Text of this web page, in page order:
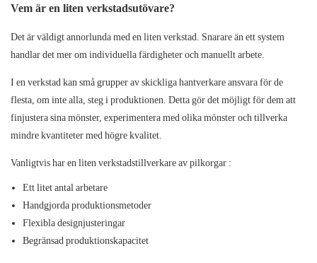
Vem är en liten verkstadsutövare?
Det är väldigt annorlunda med en liten verkstad. Snarare än ett system
handlar det mer om individuella färdigheter och manuellt arbete.
I en verkstad kan små grupper av skickliga hantverkare ansvara för de
flesta, om inte alla, steg i produktionen. Detta gör det möjligt för dem att
finjustera sina mönster, experimentera med olika mönster och tillverka
mindre kvantiteter med högre kvalitet.
Vanligtvisharen liten verkstadstillverkare av pilkorgar :
Ett litet antal arbetare
Handgjorda produktionsmetoder
Flexibla designjusteringar
Begränsad produktionskapacitet